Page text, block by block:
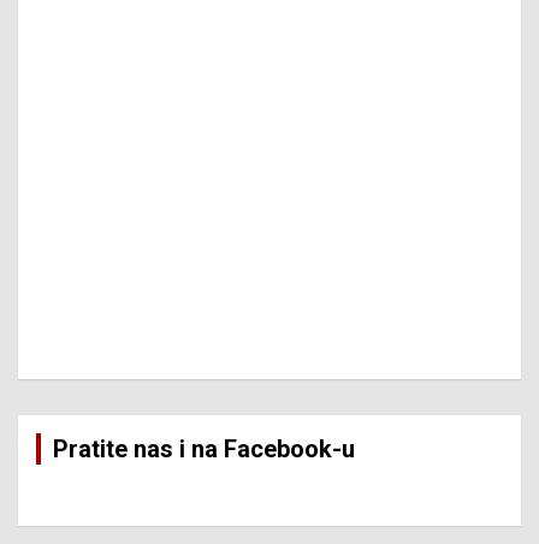
Pratite nas i na Facebook-u